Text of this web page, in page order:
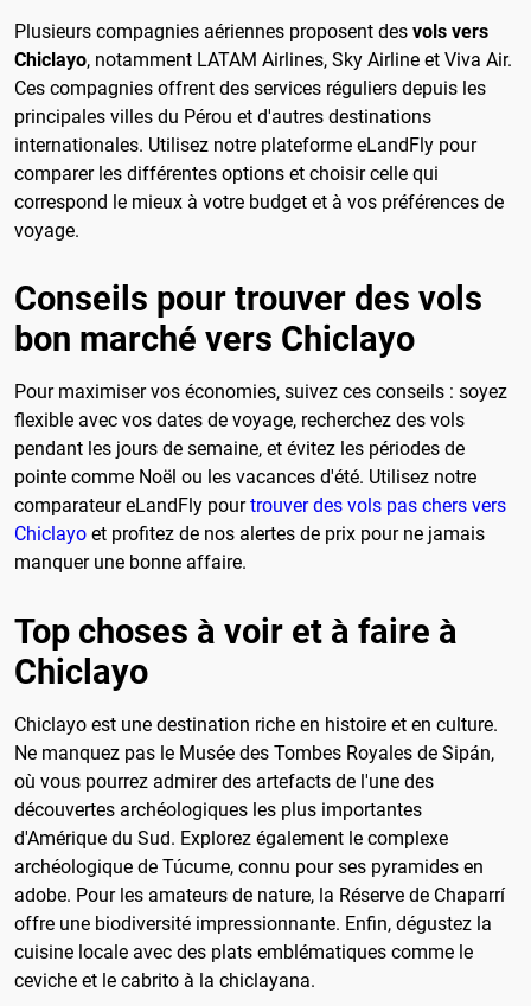
Plusieurs compagnies aériennes proposent des vols vers
Chiclayo, notamment LATAM Airlines, Sky Airline et Viva Air.
Ces compagnies offrent des services réguliers depuis les
principales villes du Pérou et d'autres destinations
internationales. Utilisez notre plateforme eLandFly pour
comparer les différentes options et choisir celle qui
correspond le mieux à votre budget et à vos préférences de
voyage.
Conseils pour trouver des vols
bon marché vers Chiclayo
Pour maximiser vos économies, suivez ces conseils : soyez
flexible avec vos dates de voyage, recherchez des vols
pendant les jours de semaine, et évitez les périodes de
pointe comme Noël ou les vacances d'été. Utilisez notre
comparateur eLandFly pourtrouver des vols pas chers vers
Chiclayo et profitez de nos alertes de prix pour ne jamais
manquer une bonne affaire.
Top choses à voir et à faire à
Chiclayo
Chiclayo est une destination riche en histoire et en culture.
Ne manquez pas le Musée des Tombes Royales de Sipán,
où vous pourrez admirer des artefacts de l'une des
découvertes archéologiques les plus importantes
d'Amérique du Sud. Explorez également le complexe
archéologique de Túcume, connu pour ses pyramides en
adobe. Pour les amateurs de nature, la Réserve de Chaparrí
offre une biodiversité impressionnante. Enfin, dégustez la
cuisine locale avec des plats emblématiques comme le
ceviche et le cabrito à la chiclayana.